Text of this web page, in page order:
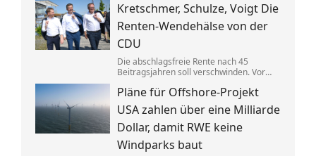
nicht zuletzt Mieter. Und die Klimaziele
dürften so kaum noch zu erreichen sein.
Kretschmer, Schulze, Voigt Die
Renten-Wendehälse von der
CDU
Die abschlagsfreie Rente nach 45
Beitragsjahren soll verschwinden. Vor
Dabei vertraten die CDU-
Ministerpräsidenten noch vor Kurzem
das Gegenteil dessen, was sie jetzt
sagen.
Pläne für Offshore-Projekt
USA zahlen über eine Milliarde
Dollar, damit RWE keine
Windparks baut